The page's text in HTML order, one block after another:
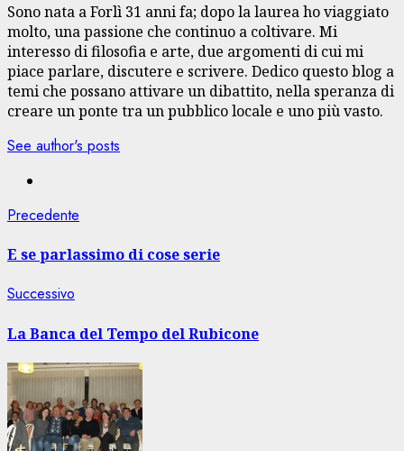
Sono nata a Forlì 31 anni fa; dopo la laurea ho viaggiato
molto, una passione che continuo a coltivare. Mi
interesso di filosofia e arte, due argomenti di cui mi
piace parlare, discutere e scrivere. Dedico questo blog a
temi che possano attivare un dibattito, nella speranza di
creare un ponte tra un pubblico locale e uno più vasto.
See author's posts
Navigazione
articolo
Precedente
E se parlassimo di cose serie
Successivo
La Banca del Tempo del Rubicone